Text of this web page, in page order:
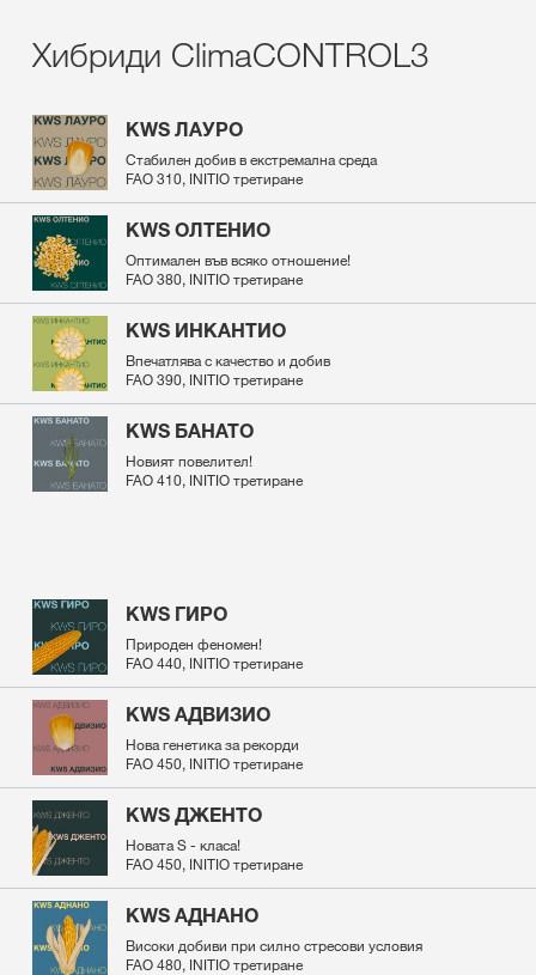
Хибриди ClimaCONTROL3
KWS ЛАУРО
Стабилен добив в екстремална среда
FAO 310, INITIO третиране
KWS ОЛТЕНИО
Оптимален във всяко отношение!
FAO 380, INITIO третиране
KWS ИНКАНТИО
Впечатлява с качество и добив
FAO 390, INITIO третиране
KWS БАНАТО
Новият повелител!
FAO 410, INITIO третиране
KWS ГИРО
Природен феномен!
FAO 440, INITIO третиране
KWS АДВИЗИО
Нова генетика за рекорди
FAO 450, INITIO третиране
KWS ДЖЕНТО
Новата S - класа!
FAO 450, INITIO третиране
KWS АДНАНО
Високи добиви при силно стресови условия
FAO 480, INITIO третиране